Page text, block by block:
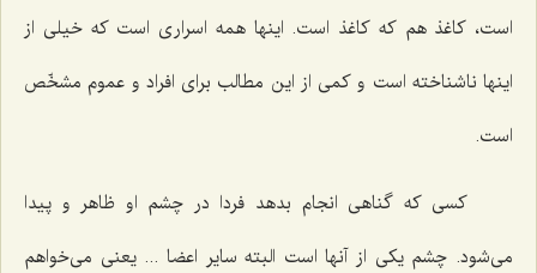
است، كاغذ هم كه كاغذ است. اینها همه اسراری است كه خیلی از
اینها ناشناخته است و كمی از این مطالب برای افراد و عموم مشخّص
است.
كسی كه گناهی انجام بدهد فردا در چشم او ظاهر و پیدا
می‌شود. چشم یكی از آنها است البته سایر اعضا ... یعنی می‌خواهم